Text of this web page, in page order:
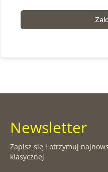
Newsletter
Zapisz się i otrzymuj
klasycznej